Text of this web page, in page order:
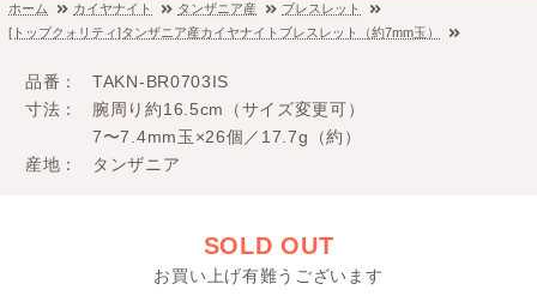
ホーム カイヤナイト タンザニア産
ブレスレット
[トップクォリティ]タンザニア産カイヤナイトブレスレット（約7mm玉）
品番
TAKN-BR0703IS
寸法
腕周り約16.5cm（サイズ変更可）
7〜7.4mm玉×26個／17.7g（約）
産地
タンザニア
SOLD OUT
お買い上げ有難うございます